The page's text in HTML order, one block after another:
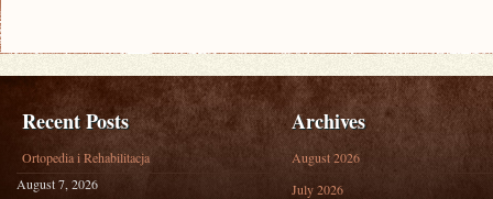
Recent Posts
Ortopedia i Rehabilitacja
August 7, 2026
Archives
August 2026
July 2026